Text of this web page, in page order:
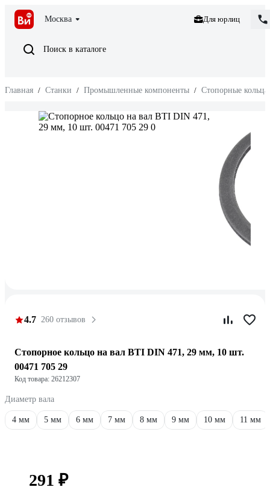
Москва Для юрлиц
Поиск в каталоге
Главная / Станки / Промышленные компоненты / Стопорные кольца
4.7 260 отзывов
Стопорное кольцо на вал BTI DIN 471, 29 мм, 10 шт.
00471 705 29
Код товара: 26212307
Диаметр вала
4 мм 5 мм 6 мм 7 мм 8 мм 9 мм 10 мм 11 мм
291 ₽